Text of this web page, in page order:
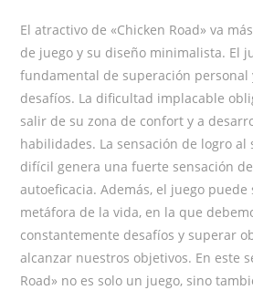
El atractivo de «Chicken Road» va
de juego y su diseño minimalista. El
fundamental de superación personal
desafíos. La dificultad implacable
salir de su zona de confort y a
habilidades. La sensación de logro
difícil genera una fuerte sensación
autoeficacia. Además, el juego puede
metáfora de la vida, en la que
constantemente desafíos y superar
alcanzar nuestros objetivos. En este
Road» no es solo un juego, sino